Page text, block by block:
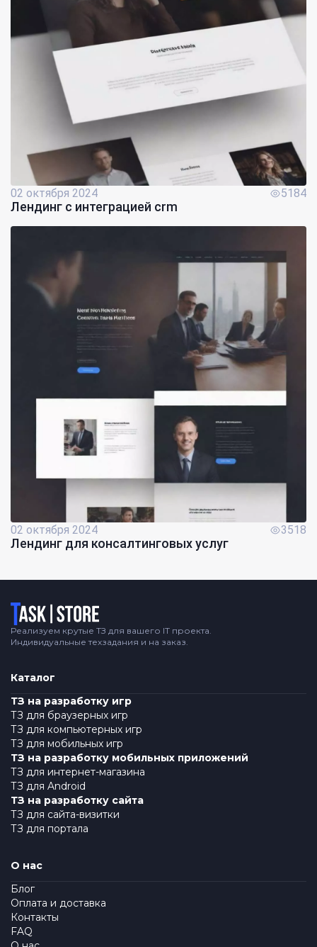
02 октября 2024 5184
Лендинг с интеграцией crm
02 октября 2024 3518
Лендинг для консалтинговых услуг
Логотип
Реализуем крутые ТЗ для вашего IT проекта.
Индивидуальные техзадания и на заказ.
Каталог
ТЗ на разработку игр
ТЗ для браузерных игр
ТЗ для компьютерных игр
ТЗ для мобильных игр
ТЗ на разработку мобильных приложений
ТЗ для интернет-магазина
ТЗ для Android
ТЗ на разработку сайта
ТЗ для сайта-визитки
ТЗ для портала
О нас
Блог
Оплата и доставка
Контакты
FAQ